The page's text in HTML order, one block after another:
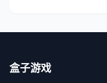
盒子游戏